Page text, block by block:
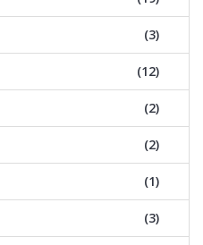
(3)
(12)
(2)
(2)
(1)
(3)